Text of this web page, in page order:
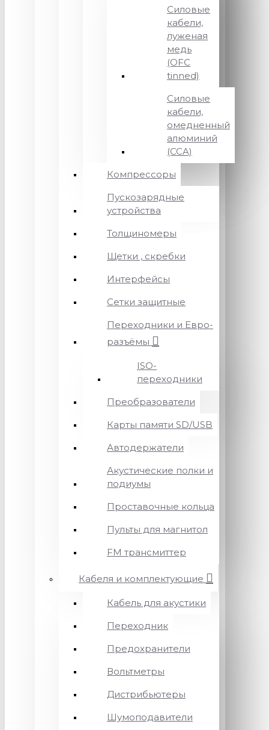
Силовые
кабели,
луженая
медь
(OFC
tinned)
Силовые
кабели,
омедненный
алюминий
(CCA)
Компрессоры
Пускозарядные
устройства
Толщиномеры
Щетки , скребки
Интерфейсы
Сетки защитные
Переходники и Евро-
разъёмы
ISO-
переходники
Преобразователи
Карты памяти SD/USB
Автодержатели
Акустические полки и
подиумы
Проставочные кольца
Пульты для магнитол
FM трансмиттер
Кабеля и комплектующие
Кабель для акустики
Переходник
Предохранители
Вольтметры
Дистрибьютеры
Шумоподавители